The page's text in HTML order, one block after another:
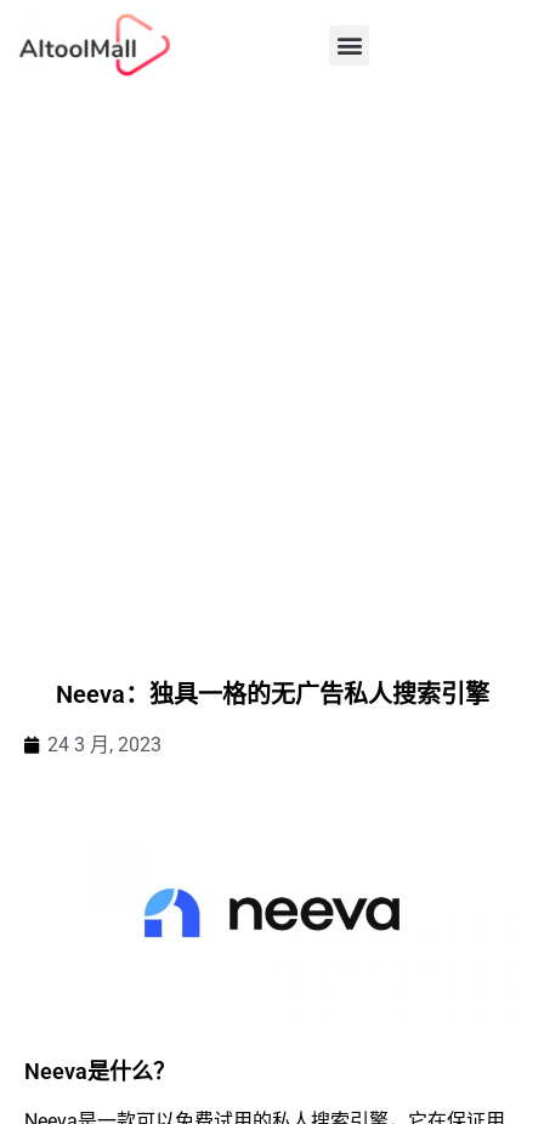
Neeva：独具一格的无广告私人搜索引擎
24 3 月, 2023
Neeva是什么？